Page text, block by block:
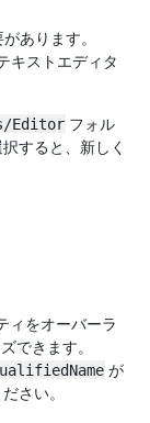
あります。
キストエディタ
Editor フォル
すると、新しく
ィをオーバーラ
できます。
が
さい。